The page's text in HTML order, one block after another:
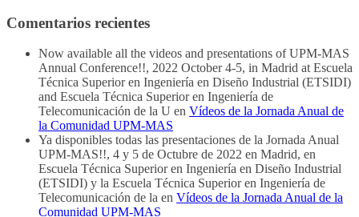
Comentarios recientes
Now available all the videos and presentations of UPM-MAS
Annual Conference!!, 2022 October 4-5, in Madrid at Escuela
Técnica Superior en Ingeniería en Diseño Industrial (ETSIDI)
and Escuela Técnica Superior en Ingeniería de
Telecomunicación de la U en Vídeos de la Jornada Anual de
la Comunidad UPM-MAS
Ya disponibles todas las presentaciones de la Jornada Anual
UPM-MAS!!, 4 y 5 de Octubre de 2022 en Madrid, en
Escuela Técnica Superior en Ingeniería en Diseño Industrial
(ETSIDI) y la Escuela Técnica Superior en Ingeniería de
Telecomunicación de la en Vídeos de la Jornada Anual de la
Comunidad UPM-MAS